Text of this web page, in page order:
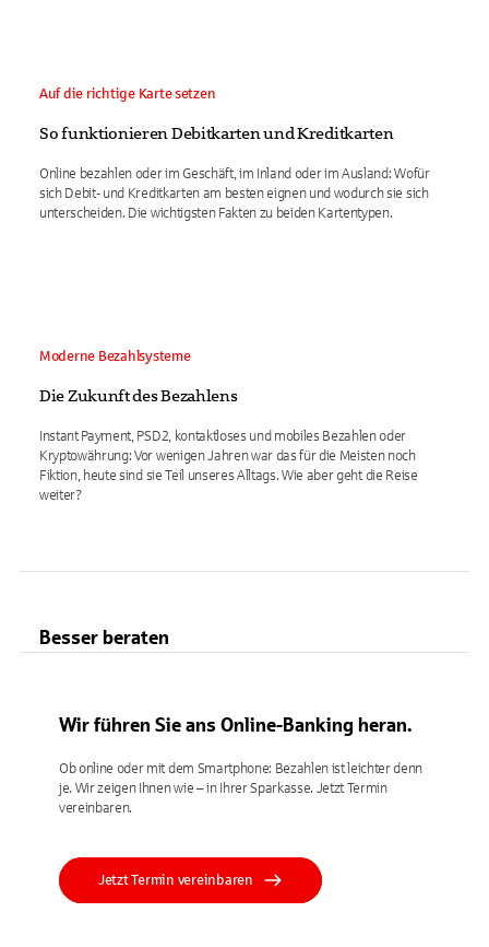
Auf die richtige Karte setzen
So funktionieren Debitkarten und Kreditkarten
Online bezahlen oder im Geschäft, im Inland oder im Ausland: Wofür
sich Debit- und Kreditkarten am besten eignen und wodurch sie sich
unterscheiden. Die wichtigsten Fakten zu beiden Kartentypen.
Moderne Bezahlsysteme
Die Zukunft des Bezahlens
Instant Payment, PSD2, kontaktloses und mobiles Bezahlen oder
Kryptowährung: Vor wenigen Jahren war das für die Meisten noch
Fiktion, heute sind sie Teil unseres Alltags. Wie aber geht die Reise
weiter?
Besser beraten
Wir führen Sie ans Online-Banking heran.
Ob online oder mit dem Smartphone: Bezahlen ist leichter denn
je. Wir zeigen Ihnen wie – in Ihrer Sparkasse. Jetzt Termin
vereinbaren.
Jetzt Termin vereinbaren